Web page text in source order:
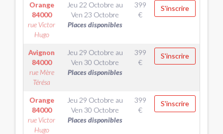
Orange
84000
rue Victor
Hugo
Jeu 22 Octobre au
Ven 23 Octobre
Places disponibles
399
€
S'inscrire
Avignon
84000
rue Mère
Térésa
Jeu 29 Octobre au
Ven 30 Octobre
Places disponibles
399
€
S'inscrire
Orange
84000
rue Victor
Hugo
Jeu 29 Octobre au
Ven 30 Octobre
Places disponibles
399
€
S'inscrire